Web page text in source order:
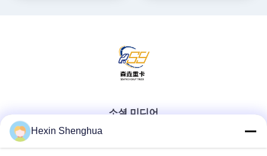
소셜 미디어
Hexin Shenghua